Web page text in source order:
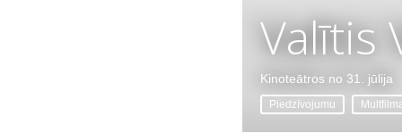
Valītis
Kinoteātros no 31. jūlija
Piedzīvojumu